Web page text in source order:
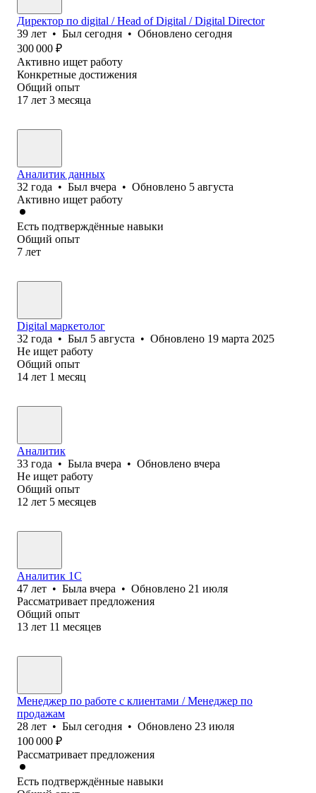
Директор по digital / Head of Digital / Digital Director
39 лет • Был сегодня • Обновлено сегодня
300 000 ₽
Активно ищет работу
Конкретные достижения
Общий опыт
17 лет 3 месяца
Аналитик данных
32 года • Был вчера • Обновлено 5 августа
Активно ищет работу
Есть подтверждённые навыки
Общий опыт
7 лет
Digital маркетолог
32 года • Был 5 августа • Обновлено 19 марта 2025
Не ищет работу
Общий опыт
14 лет 1 месяц
Аналитик
33 года • Была вчера • Обновлено вчера
Не ищет работу
Общий опыт
12 лет 5 месяцев
Аналитик 1С
47 лет • Была вчера • Обновлено 21 июля
Рассматривает предложения
Общий опыт
13 лет 11 месяцев
Менеджер по работе с клиентами / Менеджер по
продажам
28 лет • Был сегодня • Обновлено 23 июля
100 000 ₽
Рассматривает предложения
Есть подтверждённые навыки